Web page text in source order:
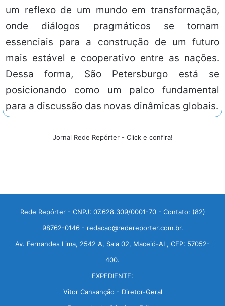
um reflexo de um mundo em transformação,
onde diálogos pragmáticos se tornam
essenciais para a construção de um futuro
mais estável e cooperativo entre as nações.
Dessa forma, São Petersburgo está se
posicionando como um palco fundamental
para a discussão das novas dinâmicas globais.
Jornal Rede Repórter - Click e confira!
Rede Repórter - CNPJ: 07.628.309/0001-70 - Contato: (82)
98762-0146 - redacao@redereporter.com.br.
Av. Fernandes Lima, 2542 A, Sala 02, Maceió-AL, CEP: 57052-
400.
EXPEDIENTE:
Vitor Cansanção - Diretor-Geral